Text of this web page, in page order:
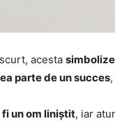
acesta
parte de un succes
fi un om liniștit, iar